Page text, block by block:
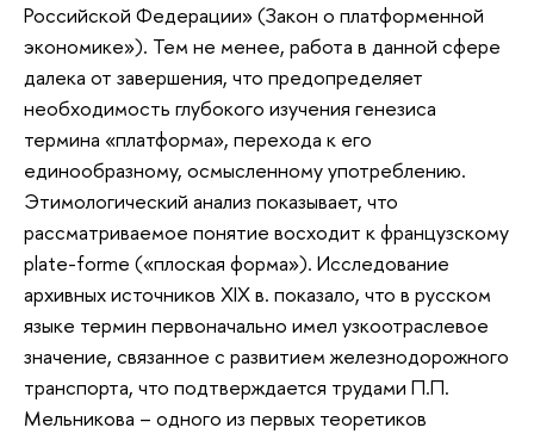
Российской Федерации» (Закон о платформенной
экономике»). Тем не менее, работа в данной сфере
далека от завершения, что предопределяет
необходимость глубокого изучения генезиса
термина «платформа», перехода к его
единообразному, осмысленному употреблению.
Этимологический анализ показывает, что
рассматриваемое понятие восходит к французскому
plate-forme («плоская форма»). Исследование
архивных источников XIX в. показало, что в русском
языке термин первоначально имел узкоотраслевое
значение, связанное с развитием железнодорожного
транспорта, что подтверждается трудами П.П.
Мельникова – одного из первых теоретиков